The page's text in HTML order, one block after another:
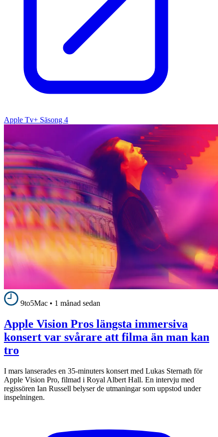
Apple Tv+ Säsong 4
9to5Mac • 1 månad sedan
Apple Vision Pros längsta immersiva
konsert var svårare att filma än man kan
tro
I mars lanserades en 35-minuters konsert med Lukas Sternath för
Apple Vision Pro, filmad i Royal Albert Hall. En intervju med
regissören Ian Russell belyser de utmaningar som uppstod under
inspelningen.